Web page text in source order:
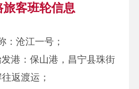
旅客班轮信息
：沧江一号；
发港：保山港，昌宁县珠街
返渡运；